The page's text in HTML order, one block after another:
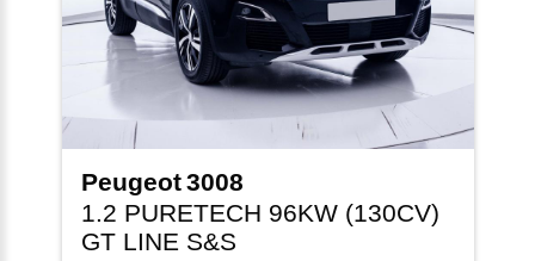
Peugeot3008
1.2 PURETECH 96KW (130CV)
GT LINE S&S